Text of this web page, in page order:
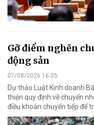
Gỡ điểm nghẽn
động sản
07/08/2026 16:05
Dự thảo Luật Kinh doanh
thiện quy định về chuyển
điều khoản chuyển tiếp để